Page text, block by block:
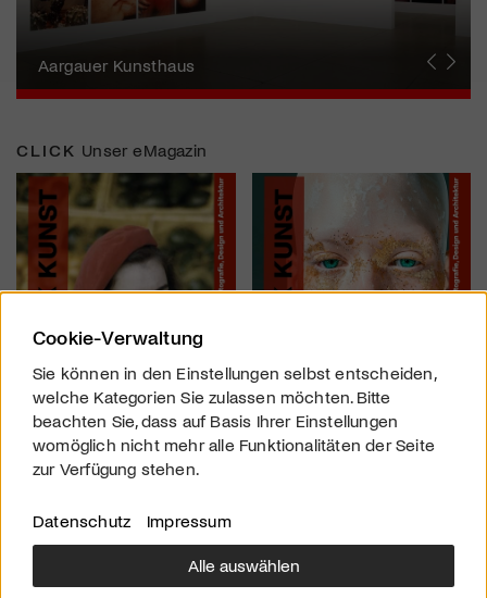
Künstlerin
Aargauer Kunsthaus
Gewerbemuseum Winterthur
Liste Art Fair Basel
Bündner Kunstmuseum
Künstler:innen Portraits
Junge Schweizer Kunst
Vögele Kultur Zentrum
Nidwaldner Museum
Haus für Kunst Uri
CLICK Unser eMagazin
Cookie-Verwaltung
Sie können in den Einstellungen selbst entscheiden,
welche Kategorien Sie zulassen möchten. Bitte
beachten Sie, dass auf Basis Ihrer Einstellungen
womöglich nicht mehr alle Funktionalitäten der Seite
zur Verfügung stehen.
Datenschutz Impressum
Alle auswählen